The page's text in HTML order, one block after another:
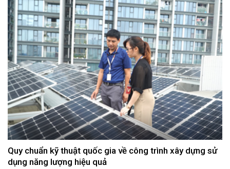
Quy chuẩn kỹ thuật quốc gia về công trình xây dựng sử
dụng năng lượng hiệu quả